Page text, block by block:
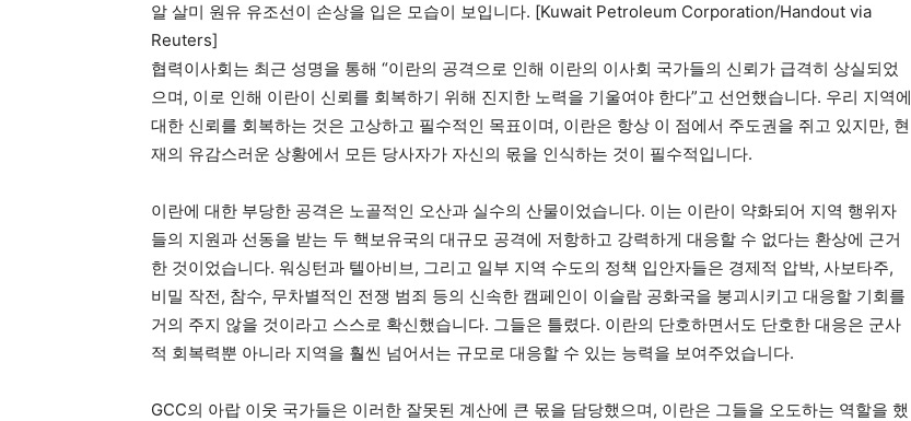
알 살미 원유 유조선이 손상을 입은 모습이 보입니다. [Kuwait Petroleum Corporation/Handout via
Reuters]
협력이사회는 최근 성명을 통해 “이란의 공격으로 인해 이란의 이사회 국가들의 신뢰가 급격히 상실되었
으며, 이로 인해 이란이 신뢰를 회복하기 위해 진지한 노력을 기울여야 한다”고 선언했습니다. 우리 지역에
대한 신뢰를 회복하는 것은 고상하고 필수적인 목표이며, 이란은 항상 이 점에서 주도권을 쥐고 있지만, 현
재의 유감스러운 상황에서 모든 당사자가 자신의 몫을 인식하는 것이 필수적입니다.
이란에 대한 부당한 공격은 노골적인 오산과 실수의 산물이었습니다. 이는 이란이 약화되어 지역 행위자
들의 지원과 선동을 받는 두 핵보유국의 대규모 공격에 저항하고 강력하게 대응할 수 없다는 환상에 근거
한 것이었습니다. 워싱턴과 텔아비브, 그리고 일부 지역 수도의 정책 입안자들은 경제적 압박, 사보타주,
비밀 작전, 참수, 무차별적인 전쟁 범죄 등의 신속한 캠페인이 이슬람 공화국을 붕괴시키고 대응할 기회를
거의 주지 않을 것이라고 스스로 확신했습니다. 그들은 틀렸다. 이란의 단호하면서도 단호한 대응은 군사
적 회복력뿐 아니라 지역을 훨씬 넘어서는 규모로 대응할 수 있는 능력을 보여주었습니다.
GCC의 아랍 이웃 국가들은 이러한 잘못된 계산에 큰 몫을 담당했으며, 이란은 그들을 오도하는 역할을 했